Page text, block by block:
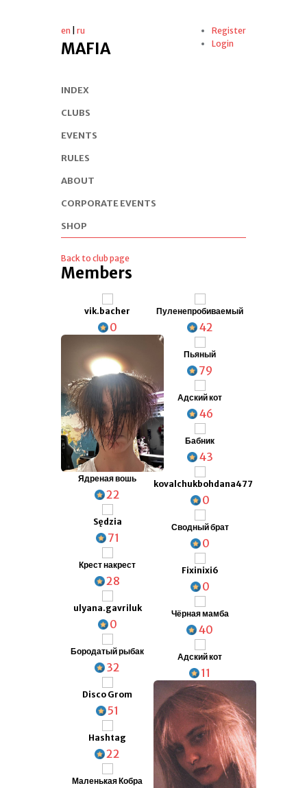
en ru
MAFIA
Register
Login
INDEX
CLUBS
EVENTS
RULES
ABOUT
CORPORATE EVENTS
SHOP
Back to club page
Members
vik.bacher
0
Ядреная вошь
22
Sędzia
71
Крест накрест
28
ulyana.gavriluk
0
Бородатый рыбак
32
Disco Grom
51
Hashtag
22
Маленькая Кобра
Пуленепробиваемый
42
Пьяный
79
Адский кот
46
Бабник
43
kovalchukbohdana477
0
Сводный брат
0
Fixinixi6
0
Чёрная мамба
40
Адский кот
11